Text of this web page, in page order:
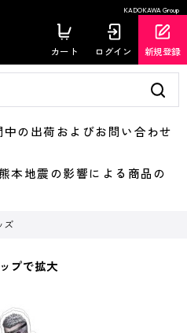
KADOKAWA Group
カート ログイン 新規登録
の出荷およびお問い合わせ
地震の影響による商品の
ズ
プで拡大